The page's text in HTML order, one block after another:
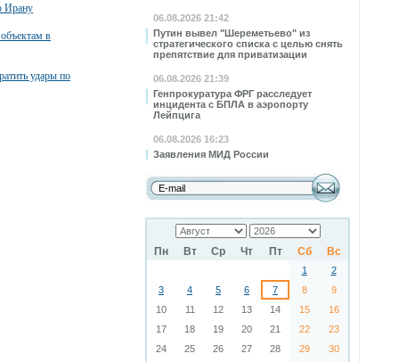
06.08.2026 21:42
Путин вывел "Шереметьево" из
стратегического списка с целью снять
препятствие для приватизации
06.08.2026 21:39
Генпрокуратура ФРГ расследует
инцидента с БПЛА в аэропорту
Лейпцига
06.08.2026 16:23
Заявления МИД России
Пн Вт Ср Чт Пт Сб Вс
1
2
3
4 5 6 7 8
9
10
11 12 13 14 15
16
17
18 19 20 21 22
23
24
25 26 27 28 29 30
Ирану
в
удары по